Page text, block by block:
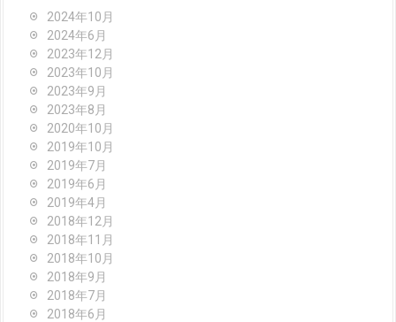
2024年10月
2024年6月
2023年12月
2023年10月
2023年9月
2023年8月
2020年10月
2019年10月
2019年7月
2019年6月
2019年4月
2018年12月
2018年11月
2018年10月
2018年9月
2018年7月
2018年6月